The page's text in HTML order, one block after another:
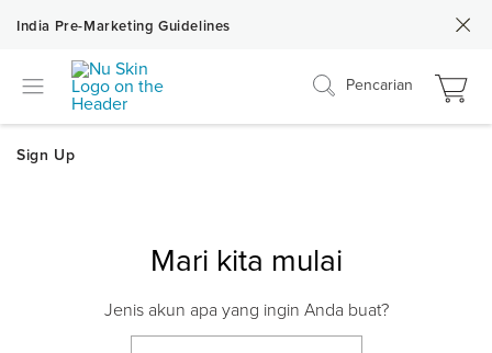
India Pre-Marketing Guidelines
Pencarian
Mari kita mulai
Jenis akun apa yang ingin Anda buat?